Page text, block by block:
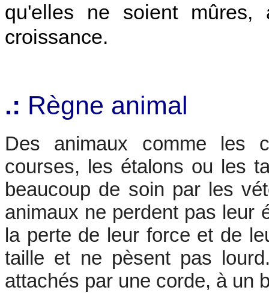
qu'elles ne soient
croissance.
.: Règne animal
Des animaux comme les
courses, les étalons ou les
beaucoup de soin par les
animaux ne perdent pas leur
la perte de leur force et de
taille et ne pèsent pas
attachés par une corde, à un